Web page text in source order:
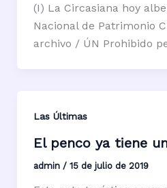
(I) La Circasiana hoy
Nacional de Patrimonio
archivo / ÚN Prohibido
Las Últimas
El penco ya tiene
admin / 15 de julio de 2019